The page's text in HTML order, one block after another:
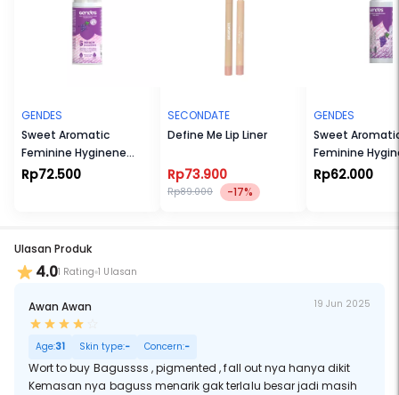
GENDES
Sweet Aromatic
Feminine Hyginene
Wash Foam 55ml
Rp72.500
SECONDATE
Define Me Lip Liner
Rp73.900
Rp89.000 -17%
GENDES
Sweet
Feminine
Spray 23ml
Rp62.000
Ulasan Produk
4.01 Rating 1 Ulasan
Awan Awan 19 Jun 2025
Age:31 Skin type:- Concern:-
Wort to buy Bagussss , pigmented , fall out nya hanya dikit
Kemasan nya baguss menarik gak terlalu besar jadi masih